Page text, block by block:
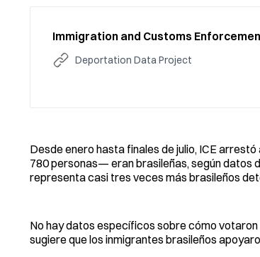
Immigration and Customs
Deportation Data Project
Desde enero hasta finales de julio, ICE
780 personas— eran brasileñas, según datos
representa casi tres veces más brasileños
No hay datos específicos sobre cómo
sugiere que los inmigrantes brasileños